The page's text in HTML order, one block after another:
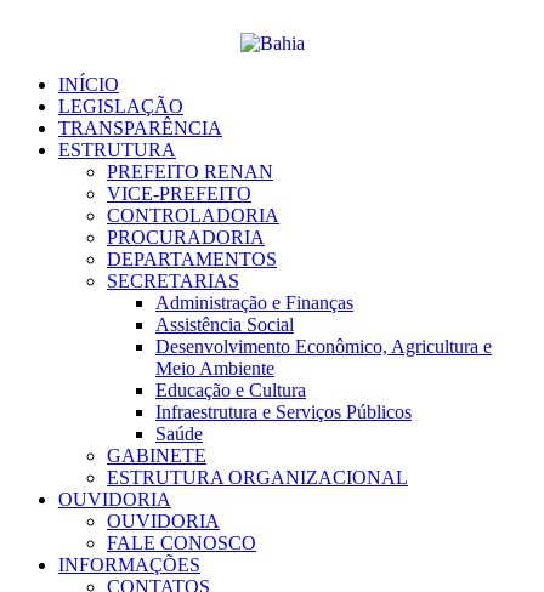
conteúdoINÍCIO
LEGISLAÇÃO
TRANSPARÊNCIA
ESTRUTURA
PREFEITO RENAN
VICE-PREFEITO
CONTROLADORIA
PROCURADORIA
DEPARTAMENTOS
SECRETARIAS
Administração e Finanças
Assistência Social
Desenvolvimento Econômico, Agricultura e
Meio Ambiente
Educação e Cultura
Infraestrutura e Serviços Públicos
Saúde
GABINETE
ESTRUTURA ORGANIZACIONAL
OUVIDORIA
OUVIDORIA
FALE CONOSCO
INFORMAÇÕES
CONTATOS